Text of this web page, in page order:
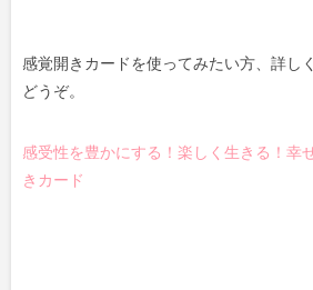
感覚開きカードを使ってみたい方、詳し
どうぞ。
感受性を豊かにする！楽しく生きる！幸
きカード